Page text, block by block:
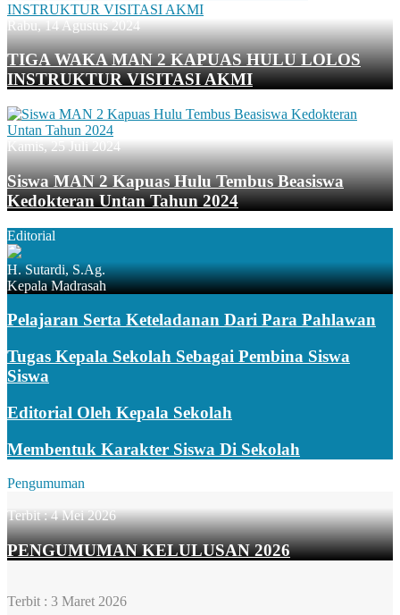
Rabu, 14 Agustus 2024
TIGA WAKA MAN 2 KAPUAS HULU LOLOS
INSTRUKTUR VISITASI AKMI
Kamis, 25 Juli 2024
Siswa MAN 2 Kapuas Hulu Tembus Beasiswa
Kedokteran Untan Tahun 2024
Editorial
H. Sutardi, S.Ag.
Kepala Madrasah
Pelajaran Serta Keteladanan Dari Para Pahlawan
Tugas Kepala Sekolah Sebagai Pembina Siswa
Siswa
Editorial Oleh Kepala Sekolah
Membentuk Karakter Siswa Di Sekolah
Pengumuman
Terbit :4 Mei 2026
PENGUMUMAN KELULUSAN 2026
Terbit : 3 Maret 2026